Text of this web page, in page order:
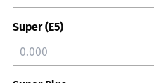
Super (E5)